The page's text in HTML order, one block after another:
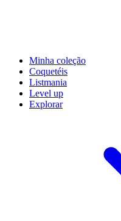
Minha coleção
Coquetéis
Listmania
Level up
Explorar